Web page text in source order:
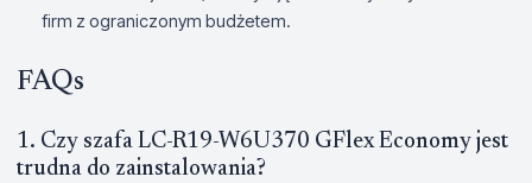
firm z ograniczonym budżetem.
FAQs
1. Czy szafa LC-R19-W6U370 GFlex Economy jest
trudna do zainstalowania?